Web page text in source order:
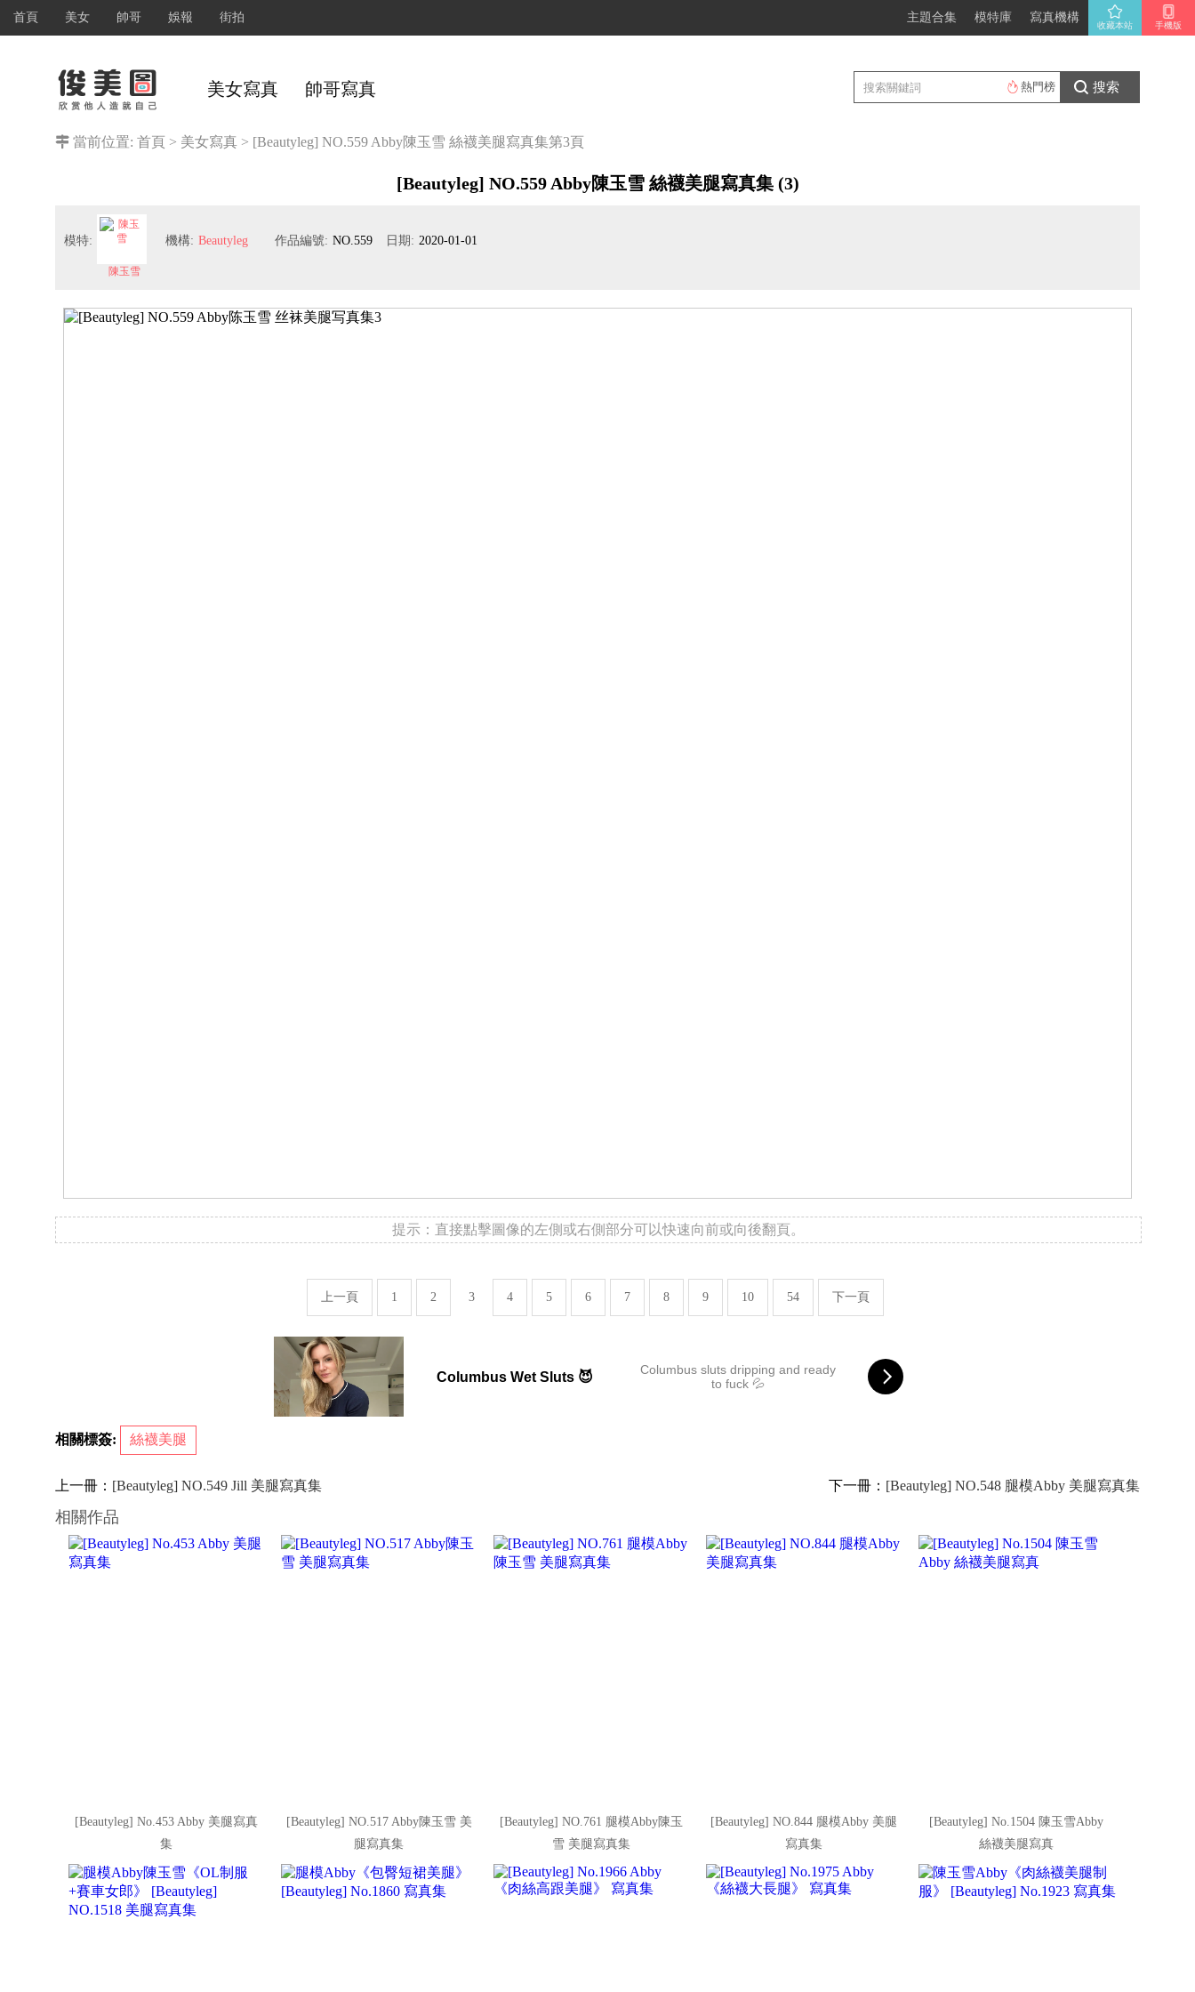
首頁 美女 帥哥 娛報 街拍
手機版
主題合集 模特庫 寫真機構
收藏本站
美女寫真 帥哥寫真 搜索
熱門榜
當前位置: 首頁 > 美女寫真 > [Beautyleg] NO.559 Abby陳玉雪 絲襪美腿寫真集第3頁
[Beautyleg] NO.559 Abby陳玉雪 絲襪美腿寫真集 (3)
模特:
陳玉雪
機構: Beautyleg 作品編號: NO.559 日期: 2020-01-01
提示：直接點擊圖像的左側或右側部分可以快速向前或向後翻頁。
上一頁 1 2 3 4 5 6 7 8 9 10 54 下一頁
Columbus Wet Sluts 😈
Columbus sluts dripping and ready
to fuck 💦
相關標簽: 絲襪美腿
上一冊： [Beautyleg] NO.549 Jill 美腿寫真集 下一冊： [Beautyleg] NO.548 腿模Abby 美腿寫真集
相關作品
[Beautyleg] No.453 Abby 美腿寫真
集
[Beautyleg] NO.517 Abby陳玉雪 美
腿寫真集
[Beautyleg] NO.761 腿模Abby陳玉
雪 美腿寫真集
[Beautyleg] NO.844 腿模Abby 美腿
寫真集
[Beautyleg] No.1504 陳玉雪Abby
絲襪美腿寫真